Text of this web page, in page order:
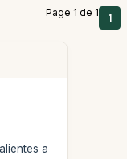
Page 1 de 1 1
a